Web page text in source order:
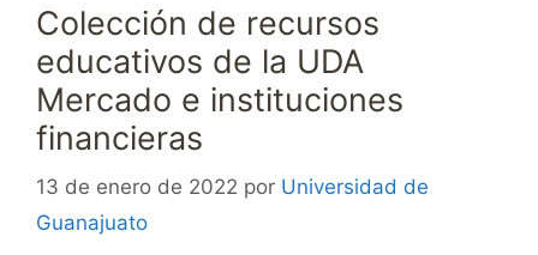
Colección de recursos
educativos de la UDA
Mercado e instituciones
financieras
13 de enero de 2022 por Universidad de
Guanajuato